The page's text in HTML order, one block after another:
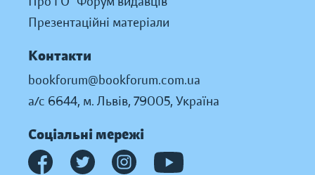
Презентаційні матеріали
Контакти
bookforum@bookforum.com.ua
а/с 6644, м. Львів, 79005, Україна
Соціальні мережі